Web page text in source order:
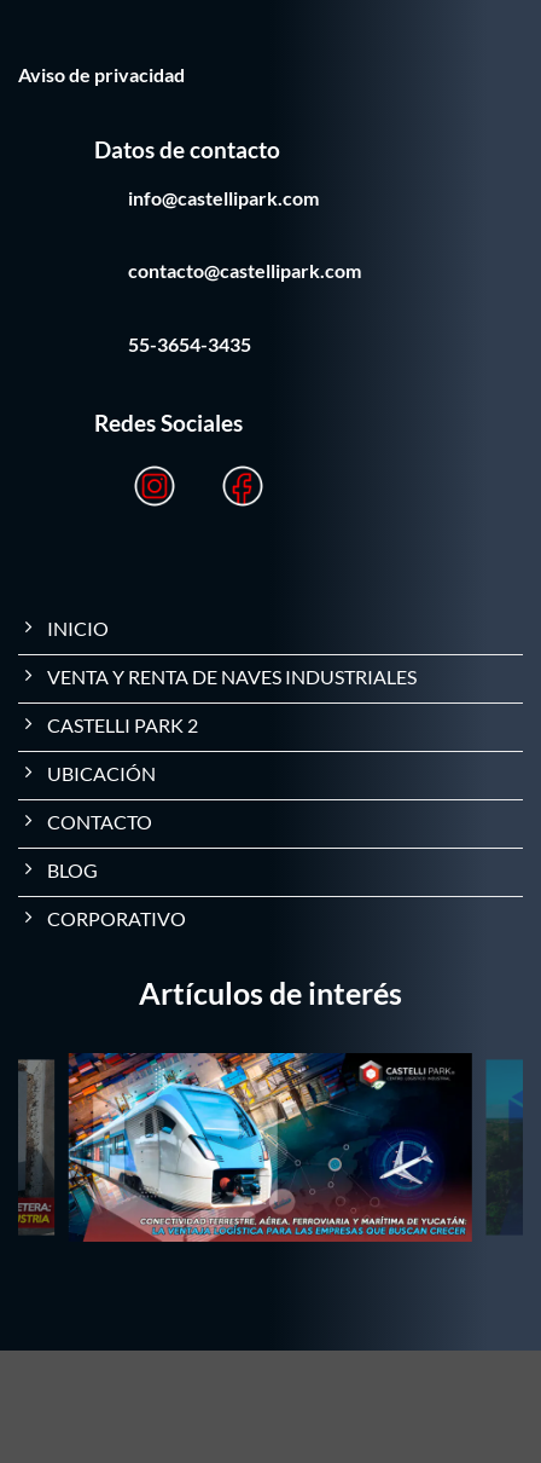
Aviso de privacidad
Datos de contacto
info@castellipark.com
contacto@castellipark.com
55-3654-3435
Redes Sociales
INICIO
VENTA Y RENTA DE NAVES INDUSTRIALES
CASTELLI PARK 2
UBICACIÓN
CONTACTO
BLOG
CORPORATIVO
Artículos de interés